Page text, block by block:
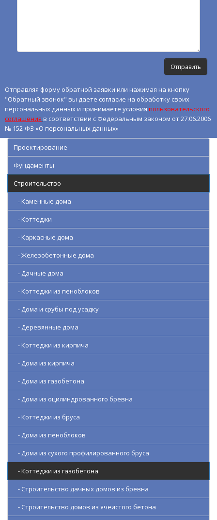
Отправляя форму обратной заявки или нажимая на кнопку
"Обратный звонок" вы даете согласие на обработку своих
персональных данных и принимаете условия пользовательского
соглашения в соответствии с Федеральным законом от 27.06.2006
№ 152-ФЗ «О персональных данных»
Проектирование
Фундаменты
Строительство
- Каменные дома
- Коттеджи
- Каркасные дома
- Железобетонные дома
- Дачные дома
- Коттеджи из пеноблоков
- Дома и срубы под усадку
- Деревянные дома
- Коттеджи из кирпича
- Дома из кирпича
- Дома из газобетона
- Дома из оцилиндрованного бревна
- Коттеджи из бруса
- Дома из пеноблоков
- Дома из сухого профилированного бруса
- Коттеджи из газобетона
- Строительство дачных домов из бревна
- Строительство домов из ячеистого бетона